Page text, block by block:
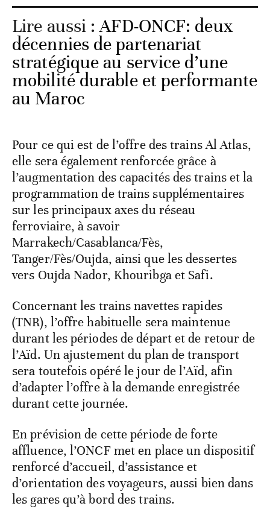
Lire aussi :AFD-ONCF: deux
décennies de partenariat
stratégique au service d’une
mobilité durable et performante
au Maroc
Pour ce qui est de l’offre des trains Al Atlas,
elle sera également renforcée grâce à
l’augmentation des capacités des trains et la
programmation de trains supplémentaires
sur les principaux axes du réseau
ferroviaire, à savoir
Marrakech/Casablanca/Fès,
Tanger/Fès/Oujda, ainsi que les dessertes
vers Oujda Nador, Khouribga et Safi.
Concernant les trains navettes rapides
(TNR), l’offre habituelle sera maintenue
durant les périodes de départ et de retour de
l’Aïd. Un ajustement du plan de transport
sera toutefois opéré le jour de l’Aïd, afin
d’adapter l’offre à la demande enregistrée
durant cette journée.
En prévision de cette période de forte
affluence, l’ONCF met en place un dispositif
renforcé d’accueil, d’assistance et
d’orientation des voyageurs, aussi bien dans
les gares qu’à bord des trains.